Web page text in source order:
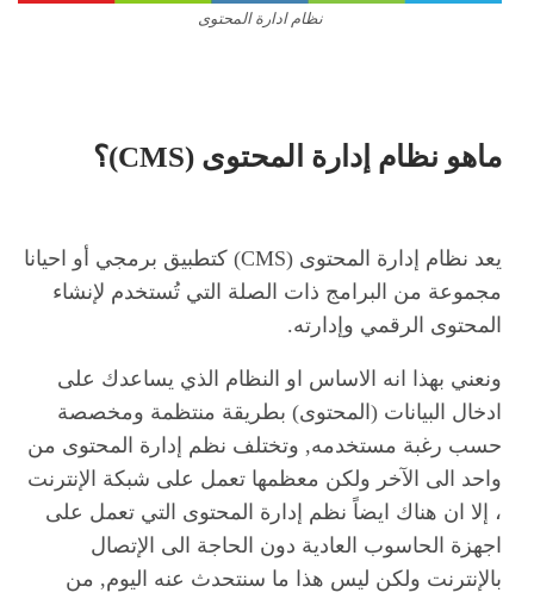
نظام ادارة المحتوى
ماهو نظام إدارة المحتوى (CMS)؟
يعد نظام إدارة المحتوى (CMS) كتطبيق برمجي أو احيانا
مجموعة من البرامج ذات الصلة التي تُستخدم لإنشاء
المحتوى الرقمي وإدارته.
ونعني بهذا انه الاساس او النظام الذي يساعدك على
ادخال البيانات (المحتوى) بطريقة منتظمة ومخصصة
حسب رغبة مستخدمه, وتختلف نظم إدارة المحتوى من
واحد الى الآخر ولكن معظمها تعمل على شبكة الإنترنت
، إلا ان هناك ايضاً نظم إدارة المحتوى التي تعمل على
اجهزة الحاسوب العادية دون الحاجة الى الإتصال
بالإنترنت ولكن ليس هذا ما سنتحدث عنه اليوم, من